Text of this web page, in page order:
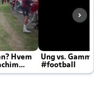
Hvem
Ung vs.
#football